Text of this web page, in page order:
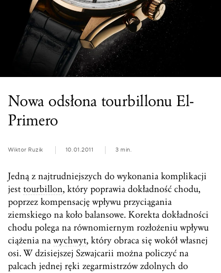
Nowa odsłona tourbillonu El-
Primero
Wiktor Ruzik 10.01.2011 3 min.
Jedną z najtrudniejszych do wykonania komplikacji
jest tourbillon, który poprawia dokładność chodu,
poprzez kompensację wpływu przyciągania
ziemskiego na koło balansowe. Korekta dokładności
chodu polega na równomiernym rozłożeniu wpływu
ciążenia na wychwyt, który obraca się wokół własnej
osi. W dzisiejszej Szwajcarii można policzyć na
palcach jednej ręki zegarmistrzów zdolnych do